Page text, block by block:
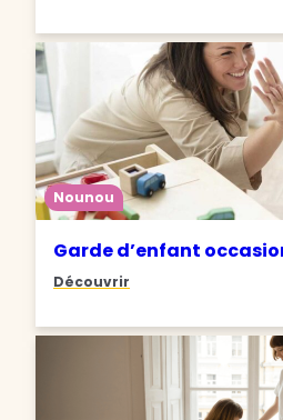
Nounou
Garde d’enfant
Découvrir